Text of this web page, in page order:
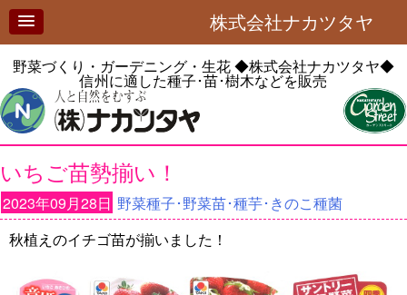
株式会社ナカツタヤ
野菜づくり・ガーデニング・生花◆株式会社ナカツタヤ◆
信州に適した種子･苗･樹木などを販売
いちご苗勢揃い！
2023年09月28日 野菜種子･野菜苗･種芋･きのこ種菌
秋植えのイチゴ苗が揃いました！